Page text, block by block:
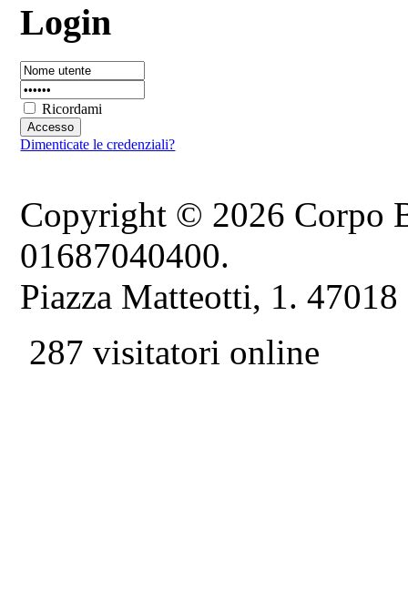
Login
Ricordami
Dimenticate le credenziali?
Copyright © 2026 Corpo
01687040400.
Piazza Matteotti, 1.
287 visitatori online